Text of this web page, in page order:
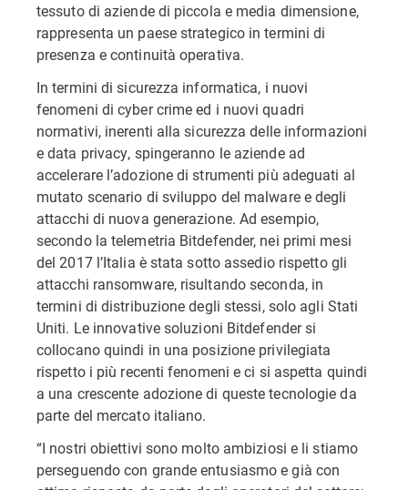
tessuto di aziende di piccola e media dimensione,
rappresenta un paese strategico in termini di
presenza e continuità operativa.
In termini di sicurezza informatica, i nuovi
fenomeni di cyber crime ed i nuovi quadri
normativi, inerenti alla sicurezza delle informazioni
e data privacy, spingeranno le aziende ad
accelerare l’adozione di strumenti più adeguati al
mutato scenario di sviluppo del malware e degli
attacchi di nuova generazione. Ad esempio,
secondo la telemetria Bitdefender, nei primi mesi
del 2017 l’Italia è stata sotto assedio rispetto gli
attacchi ransomware, risultando seconda, in
termini di distribuzione degli stessi, solo agli Stati
Uniti. Le innovative soluzioni Bitdefender si
collocano quindi in una posizione privilegiata
rispetto i più recenti fenomeni e ci si aspetta quindi
a una crescente adozione di queste tecnologie da
parte del mercato italiano.
“I nostri obiettivi sono molto ambiziosi e li stiamo
perseguendo con grande entusiasmo e già con